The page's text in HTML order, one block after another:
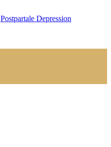
Postpartale Depression